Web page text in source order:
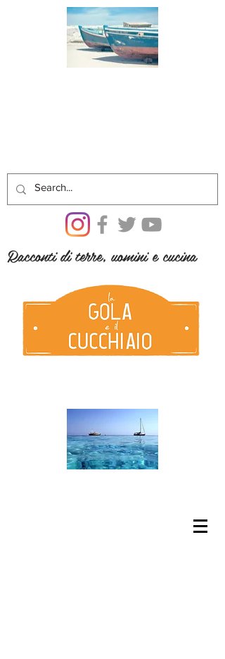
Racconti di terre, uomini e cucina